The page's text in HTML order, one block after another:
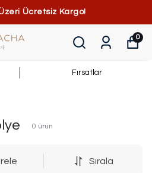
Ücretsiz Kargo!
0
Fırsatlar
0 ürün
Sırala